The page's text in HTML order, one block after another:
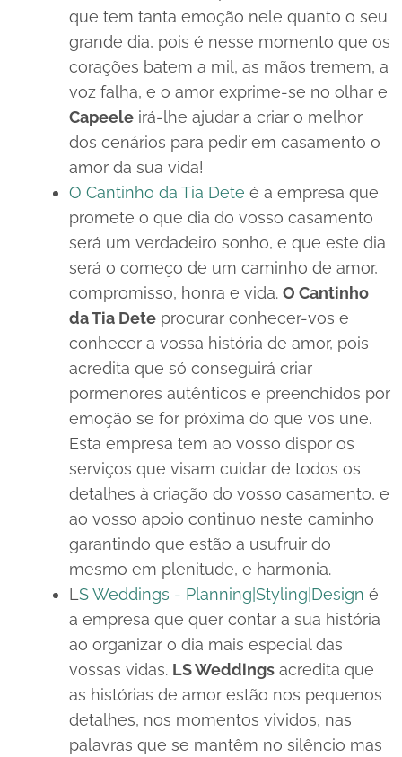
que tem tanta emoção nele quanto o seu
grande dia, pois é nesse momento que os
corações batem a mil, as mãos tremem, a
voz falha, e o amor exprime-se no olhar e
Capeele irá-lhe ajudar a criar o melhor
dos cenários para pedir em casamento o
amor da sua vida!
O Cantinho da Tia Dete é a empresa que
promete o que dia do vosso casamento
será um verdadeiro sonho, e que este dia
será o começo de um caminho de amor,
compromisso, honra e vida. O Cantinho
da Tia Dete procurar conhecer-vos e
conhecer a vossa história de amor, pois
acredita que só conseguirá criar
pormenores autênticos e preenchidos por
emoção se for próxima do que vos une.
Esta empresa tem ao vosso dispor os
serviços que visam cuidar de todos os
detalhes à criação do vosso casamento, e
ao vosso apoio continuo neste caminho
garantindo que estão a usufruir do
mesmo em plenitude, e harmonia.
L S Weddings - Planning|Styling|Design é
a empresa que quer contar a sua história
ao organizar o dia mais especial das
vossas vidas. LS Weddings acredita que
as histórias de amor estão nos pequenos
detalhes, nos momentos vividos, nas
palavras que se mantêm no silêncio mas